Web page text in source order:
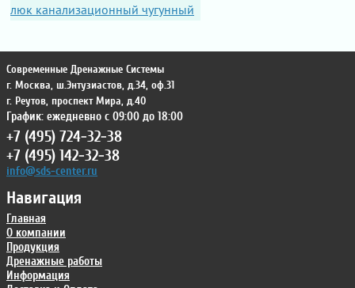
люк канализационный чугунный
Навигация
Главная
О компании
Продукция
Дренажные работы
Информация
Современные Дренажные Системы
г. Москва, ш.Энтузиастов, д.34, оф.31
г. Реутов, проспект Мира, д.40
График: ежедневно с 09:00 до 18:00
+7 (495) 724-32-38
+7 (495) 142-32-38
info@sds-center.ru